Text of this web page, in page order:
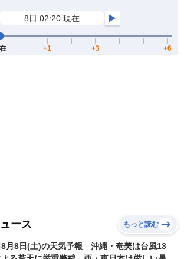
ース もっと読む
8月8日(土)の天気予報 沖縄・奄美は台風13